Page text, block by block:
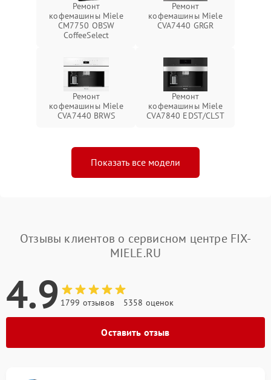
Ремонт
кофемашины Miele
CM7750 OBSW
CoffeeSelect
Ремонт
кофемашины Miele
CVA7440 GRGR
Ремонт
кофемашины Miele
CVA7440 BRWS
Ремонт
кофемашины Miele
CVA7840 EDST/CLST
Показать все модели
Отзывы клиентов о сервисном центре FIX-
MIELE.RU
4.9 1799 отзывов 5358 оценок
Оставить отзыв